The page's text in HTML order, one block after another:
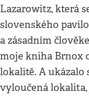
Lazarowitz, která
slovenského
a zásadním
moje kniha Brnox
lokalitě. A ukázalo
vyloučená